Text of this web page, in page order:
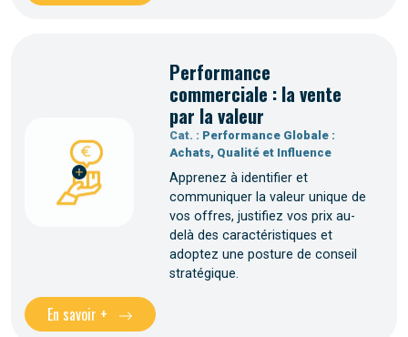
Performance
commerciale : la vente
par la valeur
Cat. : Performance Globale :
Achats, Qualité et Influence
Apprenez à identifier et
communiquer la valeur unique de
vos offres, justifiez vos prix au-
delà des caractéristiques et
adoptez une posture de conseil
stratégique.
En savoir +